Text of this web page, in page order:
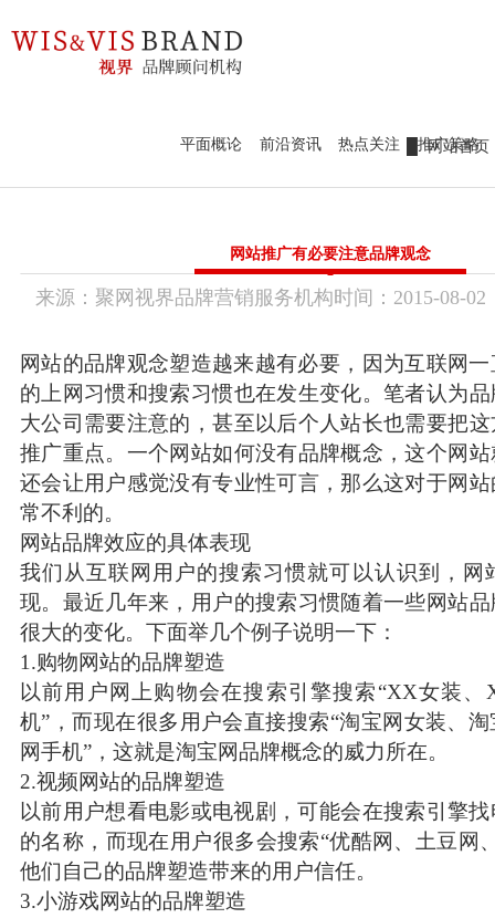
传统市场竞争激烈，互联网上仍潜藏着勃勃商机！
WZGEO：180 98979252
品牌视界
热点前沿
平面概论
前沿资讯
热点关注
计
计
产品包装设
计
课件创意视
频
官网定制
加工、设备
制造
培训、代理
服务
设计、品牌
营销
美妆、服装
配饰
快消、养生
大健康
联系我们
网站首页
平面概论 前沿资讯 热点关注 推广策略
网站推广有必要注意品牌观念
来源： 聚网视界品牌营销服务机构时间： 2015-08-02
网站的品牌观念塑造越来越有必要，因为互联网
的上网习惯和搜索习惯也在发生变化。笔者认为
大公司需要注意的，甚至以后个人站长也需要把
推广重点。一个网站如何没有品牌概念，这个网
还会让用户感觉没有专业性可言，那么这对于网
常不利的。
网站品牌效应的具体表现
我们从互联网用户的搜索习惯就可以认识到，网
现。最近几年来，用户的搜索习惯随着一些网站
很大的变化。下面举几个例子说明一下：
1.购物网站的品牌塑造
以前用户网上购物会在搜索引擎搜索“XX女装
机”，而现在很多用户会直接搜索“淘宝网女装、
网手机”，这就是淘宝网品牌概念的威力所在。
2.视频网站的品牌塑造
以前用户想看电影或电视剧，可能会在搜索引擎
的名称，而现在用户很多会搜索“优酷网、土豆网
他们自己的品牌塑造带来的用户信任。
3.小游戏网站的品牌塑造